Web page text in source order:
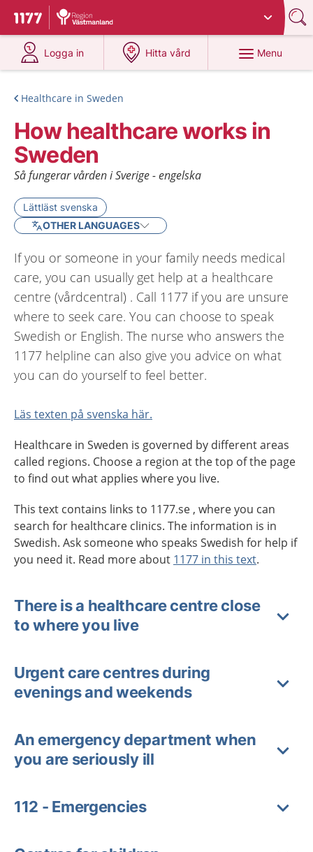
To start page for 1177
Du har valt region
Logga in
at 1177.se
Hitta vård
at 1177.se
Menu
Healthcare in Sweden
How healthcare works in
Sweden
Så fungerar vården i Sverige - engelska
Lättläst svenska
OTHER LANGUAGES
If you or someone in your family needs medical
care, you can usually get help at a healthcare
centre (vårdcentral) . Call 1177 if you are unsure
where to seek care. You can choose to speak
Swedish or English. The nurse who answers the
1177 helpline can also give you advice on what
you can do yourself to feel better.
Läs texten på svenska här.
Healthcare in Sweden is governed by different areas
called regions. Choose a region at the top of the page
to find out what applies where you live.
This text contains links to 1177.se , where you can
search for healthcare clinics. The information is in
Swedish. Ask someone who speaks Swedish for help if
you need it. Read more about 1177 in this text.
There is a healthcare centre close
to where you live
Urgent care centres during
evenings and weekends
An emergency department when
you are seriously ill
112 - Emergencies